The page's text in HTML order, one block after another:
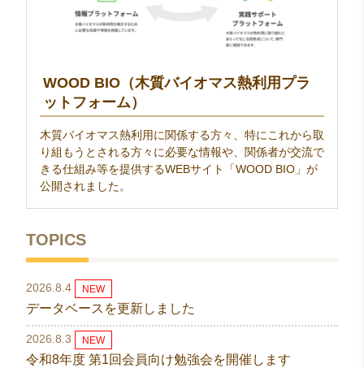
WOOD BIO（木質バイオマス熱利用プラ
ットフォーム）
木質バイオマス熱利用に関係する方々、特にこれから取
り組もうとされる方々に必要な情報や、関係者が交流で
きる仕組み等を提供するWEBサイト「WOOD BIO」が
公開されました。
TOPICS
2026.8.4 NEW
データベースを更新しました
2026.8.3 NEW
令和8年度 第1回会員向け勉強会を開催します